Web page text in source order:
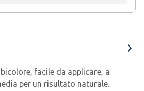
facile da applicare, a
per un risultato naturale.